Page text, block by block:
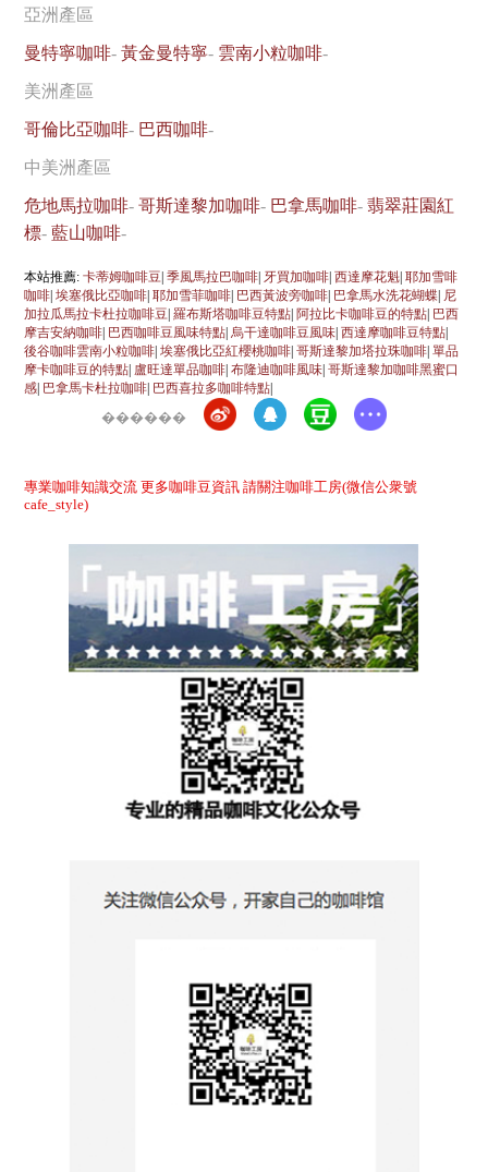
亞洲產區
曼特寧咖啡-黃金曼特寧- 雲南小粒咖啡-
美洲產區
哥倫比亞咖啡- 巴西咖啡-
中美洲產區
危地馬拉咖啡-哥斯達黎加咖啡- 巴拿馬咖啡-翡翠莊園紅
標-藍山咖啡-
本站推薦:卡蒂姆咖啡豆|季風馬拉巴咖啡| 牙買加咖啡|西達摩花魁|耶加雪啡
咖啡|埃塞俄比亞咖啡|耶加雪菲咖啡| 巴西黃波旁咖啡| 巴拿馬水洗花蝴蝶| 尼
加拉瓜馬拉卡杜拉咖啡豆|羅布斯塔咖啡豆特點|阿拉比卡咖啡豆的特點| 巴西
摩吉安納咖啡| 巴西咖啡豆風味特點| 烏干達咖啡豆風味|西達摩咖啡豆特點|
後谷咖啡雲南小粒咖啡|埃塞俄比亞紅櫻桃咖啡|哥斯達黎加塔拉珠咖啡|單品
摩卡咖啡豆的特點| 盧旺達單品咖啡|布隆迪咖啡風味|哥斯達黎加咖啡黑蜜口
感| 巴拿馬卡杜拉咖啡| 巴西喜拉多咖啡特點|
������
專業咖啡知識交流 更多咖啡豆資訊 請關注咖啡工房(微信公衆號
cafe_style)